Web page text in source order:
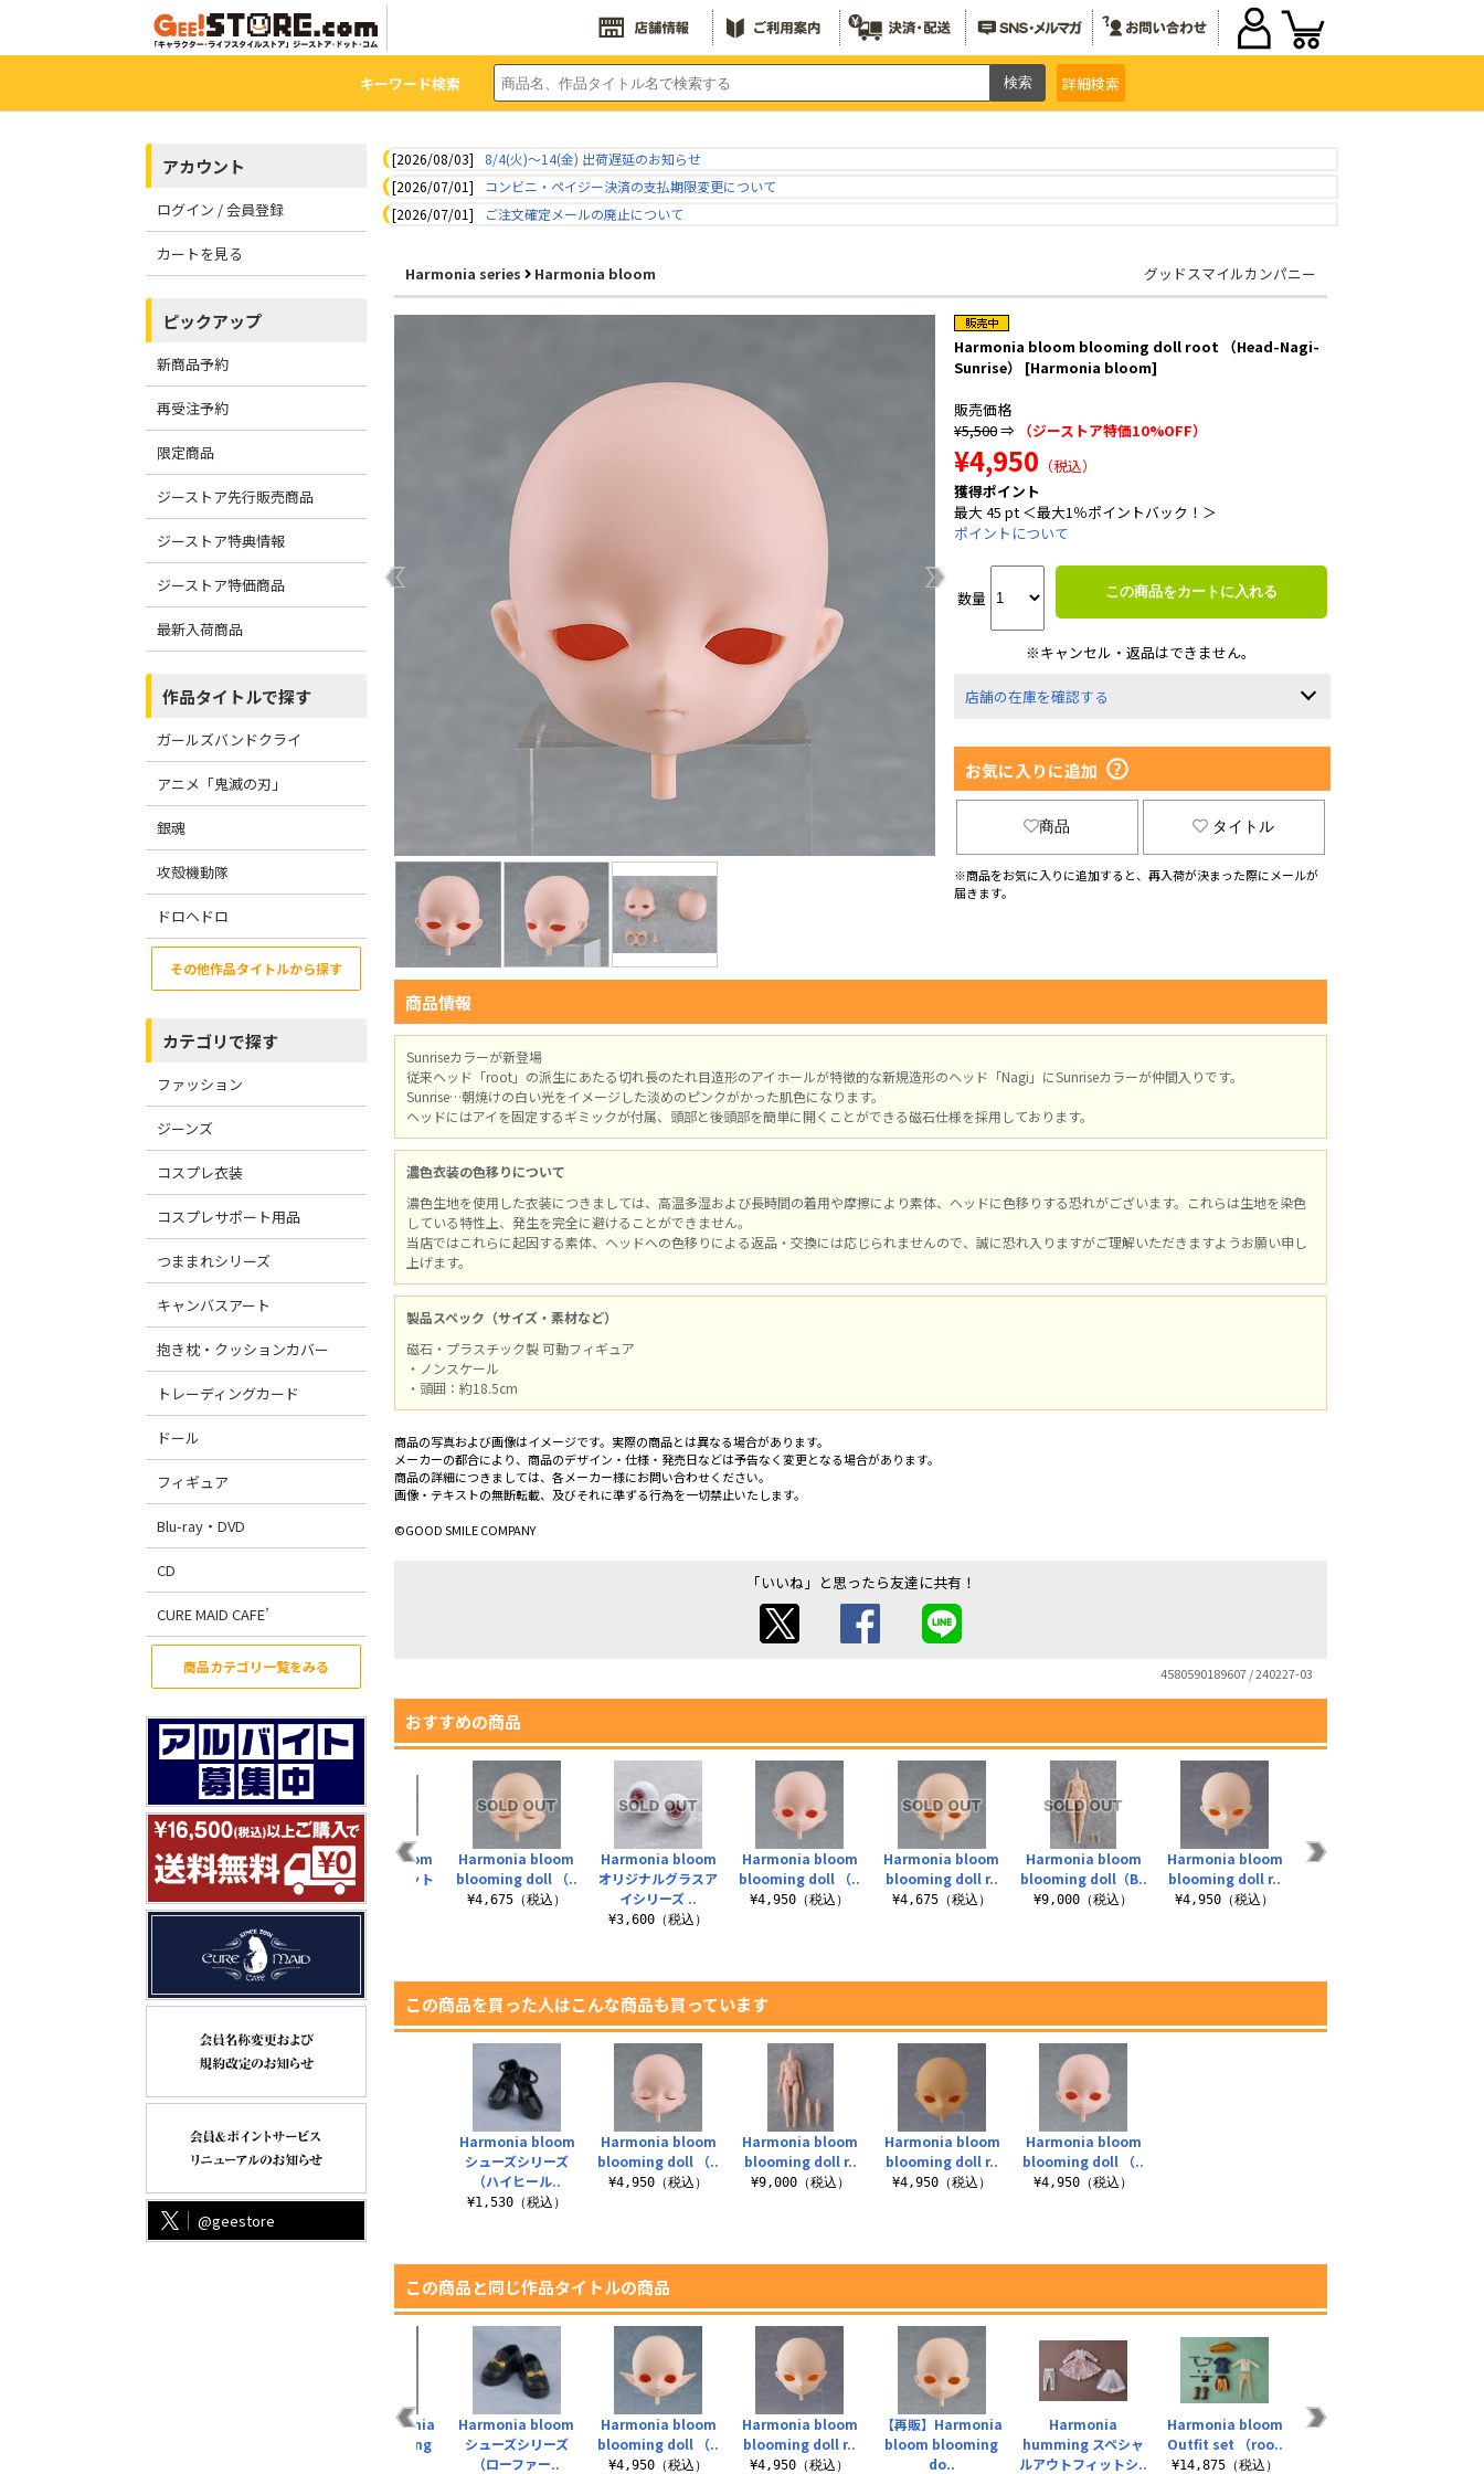
キーワード検索 詳細検索
アカウント
ログイン / 会員登録
カートを見る
ピックアップ
新商品予約
再受注予約
限定商品
ジーストア先行販売商品
ジーストア特典情報
ジーストア特価商品
最新入荷商品
作品タイトルで探す
ガールズバンドクライ
アニメ「鬼滅の刃」
銀魂
攻殻機動隊
ドロヘドロ
その他作品タイトルから探す
カテゴリで探す
ファッション
ジーンズ
コスプレ衣装
コスプレサポート用品
つままれシリーズ
キャンバスアート
抱き枕・クッションカバー
トレーディングカード
ドール
フィギュア
Blu-ray・DVD
CD
CURE MAID CAFE’
商品カテゴリ一覧をみる
@geestore
[2026/08/03]
8/4(火)～14(金) 出荷遅延のお知らせ
[2026/07/01]
コンビニ・ペイジー決済の支払期限変更について
[2026/07/01]
ご注文確定メールの廃止について
Harmonia series Harmonia bloom グッドスマイルカンパニー
Harmonia bloom blooming doll root （Head-Nagi-
Sunrise） [Harmonia bloom]
販売価格
¥5,500⇒ （ジーストア特価10%OFF）
¥4,950 （税込）
獲得ポイント
最大 45 pt ＜最大1％ポイントバック！＞
ポイントについて
数量 この商品をカートに入れる
※キャンセル・返品はできません。
店舗の在庫を確認する
お気に入りに追加
商品 タイトル
※商品をお気に入りに追加すると、再入荷が決まった際にメールが
届きます。
商品情報
Sunriseカラーが新登場
従来ヘッド「root」の派生にあたる切れ長のたれ目造形のアイホールが特徴的な新規造形のヘッド「Nagi」にSunriseカラーが仲間入りです。
Sunrise…朝焼けの白い光をイメージした淡めのピンクがかった肌色になります。
ヘッドにはアイを固定するギミックが付属、頭部と後頭部を簡単に開くことができる磁石仕様を採用しております。
濃色衣装の色移りについて
濃色生地を使用した衣装につきましては、高温多湿および長時間の着用や摩擦により素体、ヘッドに色移りする恐れがございます。これらは生地を染色
している特性上、発生を完全に避けることができません。
当店ではこれらに起因する素体、ヘッドへの色移りによる返品・交換には応じられませんので、誠に恐れ入りますがご理解いただきますようお願い申し
上げます。
製品スペック（サイズ・素材など）
磁石・プラスチック製 可動フィギュア
・ノンスケール
・頭囲：約18.5cm
商品の写真および画像はイメージです。実際の商品とは異なる場合があります。
メーカーの都合により、商品のデザイン・仕様・発売日などは予告なく変更となる場合があります。
商品の詳細につきましては、各メーカー様にお問い合わせください。
画像・テキストの無断転載、及びそれに準ずる行為を一切禁止いたします。
©GOOD SMILE COMPANY
「いいね」と思ったら友達に共有！
4580590189607 / 240227-03
おすすめの商品
Harmonia bloom
blooming doll （..
¥4,950（税込）
Harmonia bloom
blooming doll r..
¥4,675（税込）
Harmonia bloom
blooming doll（B..
¥9,000（税込）
Harmonia bloom
blooming doll r..
¥4,950（税込）
Harmonia bloom
Harmonia bloom
blooming doll r..
¥9,000（税込）
Harmonia bloom
ハンドパーツセット
（bloo..
¥3,780（税込）
Harmonia bloom
blooming doll （..
¥4,675（税込）
Harmonia bloom
オリジナルグラスア
イシリーズ ..
¥3,600（税込）
この商品を買った人はこんな商品も買っています
Harmonia bloom
blooming doll r..
¥9,000（税込）
Harmonia bloom
blooming doll r..
¥4,950（税込）
Harmonia bloom
blooming doll （..
¥4,950（税込）
Harmonia bloom
シューズシリーズ
（ハイヒール..
¥1,530（税込）
Harmonia bloom
blooming doll （..
¥4,950（税込）
この商品と同じ作品タイトルの商品
Harmonia bloom
blooming doll r..
¥4,950（税込）
【再販】Harmonia
bloom blooming
do..
Harmonia
humming スペシャ
ルアウトフィットシ..
Harmonia bloom
Outfit set （roo..
¥14,875（税込）
★限定★Harmonia
【再販】Harmonia
bloom blooming
Harmonia bloom
シューズシリーズ
（ローファー..
Harmonia bloom
blooming doll （..
¥4,950（税込）